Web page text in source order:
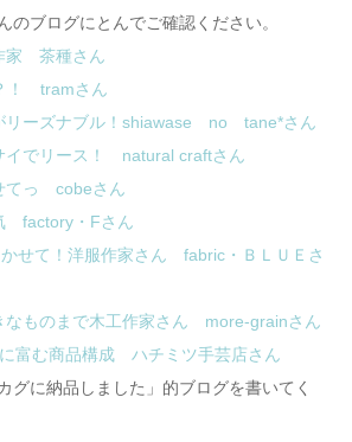
のブログにとんでご確認ください。
家 茶種さん
！ tramさん
リーズナブル！shiawase no tane*さん
イでリース！ natural craftさん
てっ cobeさん
factory・Fさん
せて！洋服作家さん fabric・ＢＬＵＥさ
なものまで木工作家さん more-grainさん
富む商品構成 ハチミツ手芸店さん
グに納品しました」的ブログを書いてく